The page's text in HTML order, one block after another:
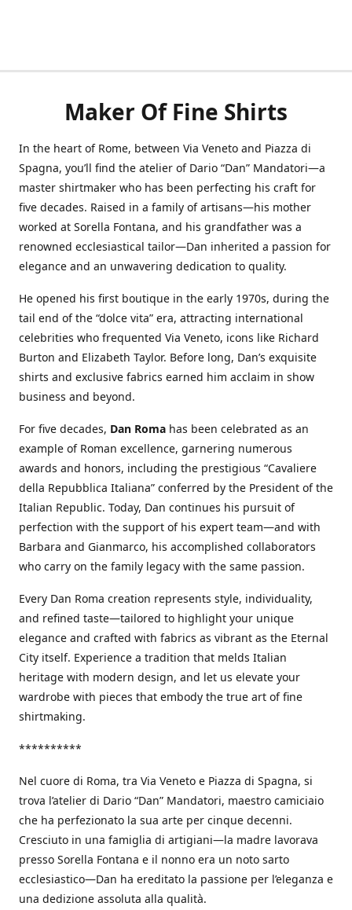
Maker Of Fine Shirts
In the heart of Rome, between Via Veneto and Piazza di
Spagna, you’ll find the atelier of Dario “Dan” Mandatori—a
master shirtmaker who has been perfecting his craft for
five decades. Raised in a family of artisans—his mother
worked at Sorella Fontana, and his grandfather was a
renowned ecclesiastical tailor—Dan inherited a passion for
elegance and an unwavering dedication to quality.
He opened his first boutique in the early 1970s, during the
tail end of the “dolce vita” era, attracting international
celebrities who frequented Via Veneto, icons like Richard
Burton and Elizabeth Taylor. Before long, Dan’s exquisite
shirts and exclusive fabrics earned him acclaim in show
business and beyond.
For five decades, Dan Roma has been celebrated as an
example of Roman excellence, garnering numerous
awards and honors, including the prestigious “Cavaliere
della Repubblica Italiana” conferred by the President of the
Italian Republic. Today, Dan continues his pursuit of
perfection with the support of his expert team—and with
Barbara and Gianmarco, his accomplished collaborators
who carry on the family legacy with the same passion.
Every Dan Roma creation represents style, individuality,
and refined taste—tailored to highlight your unique
elegance and crafted with fabrics as vibrant as the Eternal
City itself. Experience a tradition that melds Italian
heritage with modern design, and let us elevate your
wardrobe with pieces that embody the true art of fine
shirtmaking.
**********
Nel cuore di Roma, tra Via Veneto e Piazza di Spagna, si
trova l’atelier di Dario “Dan” Mandatori, maestro camiciaio
che ha perfezionato la sua arte per cinque decenni.
Cresciuto in una famiglia di artigiani—la madre lavorava
presso Sorella Fontana e il nonno era un noto sarto
ecclesiastico—Dan ha ereditato la passione per l’eleganza e
una dedizione assoluta alla qualità.